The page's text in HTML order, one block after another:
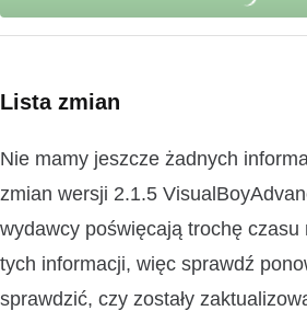
Lista zmian
Nie mamy jeszcze żadnych
zmian wersji 2.1.5
wydawcy poświęcają trochę czasu
tych informacji, więc sprawdź
sprawdzić, czy zostały